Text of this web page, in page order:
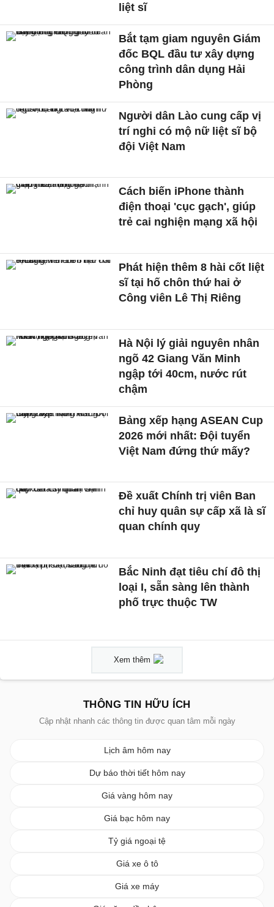
liệt sĩ
Bắt tạm giam nguyên Giám
đốc BQL đầu tư xây dựng
công trình dân dụng Hải
Phòng
Người dân Lào cung cấp vị
trí nghi có mộ nữ liệt sĩ bộ
đội Việt Nam
Cách biến iPhone thành
điện thoại 'cục gạch', giúp
trẻ cai nghiện mạng xã hội
Phát hiện thêm 8 hài cốt liệt
sĩ tại hố chôn thứ hai ở
Công viên Lê Thị Riêng
Hà Nội lý giải nguyên nhân
ngõ 42 Giang Văn Minh
ngập tới 40cm, nước rút
chậm
Bảng xếp hạng ASEAN Cup
2026 mới nhất: Đội tuyển
Việt Nam đứng thứ mấy?
Đề xuất Chính trị viên Ban
chỉ huy quân sự cấp xã là sĩ
quan chính quy
Bắc Ninh đạt tiêu chí đô thị
loại I, sẵn sàng lên thành
phố trực thuộc TW
Xem thêm
THÔNG TIN HỮU ÍCH
Cập nhật nhanh các thông tin được quan tâm mỗi ngày
Lịch âm hôm nay
Dự báo thời tiết hôm nay
Giá vàng hôm nay
Giá bạc hôm nay
Tỷ giá ngoại tệ
Giá xe ô tô
Giá xe máy